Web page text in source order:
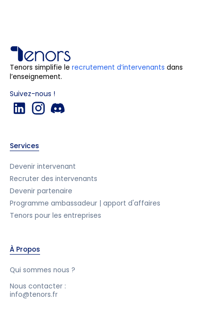
Tenors simplifie le recrutement d’intervenants dans
l’enseignement.
Suivez-nous !
Services
Devenir intervenant
Recruter des intervenants
Devenir partenaire
Programme ambassadeur | apport d'affaires
Tenors pour les entreprises
À Propos
Qui sommes nous ?
Nous contacter :
info@tenors.fr